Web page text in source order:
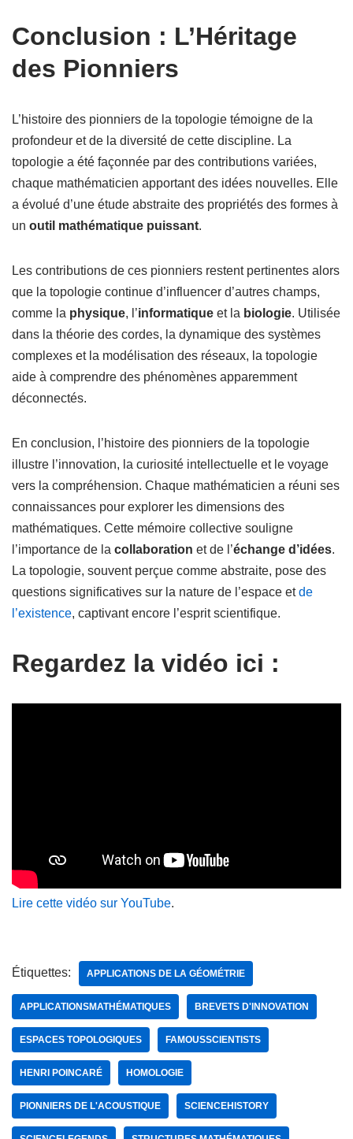
Conclusion : L’Héritage
des Pionniers
L’histoire des pionniers de la topologie témoigne de la
profondeur et de la diversité de cette discipline. La
topologie a été façonnée par des contributions variées,
chaque mathématicien apportant des idées nouvelles. Elle
a évolué d’une étude abstraite des propriétés des formes à
un outil mathématique puissant.
Les contributions de ces pionniers restent pertinentes alors
que la topologie continue d’influencer d’autres champs,
comme la physique, l’informatique et la biologie. Utilisée
dans la théorie des cordes, la dynamique des systèmes
complexes et la modélisation des réseaux, la topologie
aide à comprendre des phénomènes apparemment
déconnectés.
En conclusion, l’histoire des pionniers de la topologie
illustre l’innovation, la curiosité intellectuelle et le voyage
vers la compréhension. Chaque mathématicien a réuni ses
connaissances pour explorer les dimensions des
mathématiques. Cette mémoire collective souligne
l’importance de la collaboration et de l’échange d’idées.
La topologie, souvent perçue comme abstraite, pose des
questions significatives sur la nature de l’espace etde
l’existence, captivant encore l’esprit scientifique.
Regardez la vidéo ici :
Lire cette vidéo sur YouTube.
Étiquettes: APPLICATIONS DE LA GÉOMÉTRIE
APPLICATIONSMATHÉMATIQUES BREVETS D'INNOVATION
ESPACES TOPOLOGIQUES FAMOUSSCIENTISTS
HENRI POINCARÉ HOMOLOGIE
PIONNIERS DE L'ACOUSTIQUE SCIENCEHISTORY